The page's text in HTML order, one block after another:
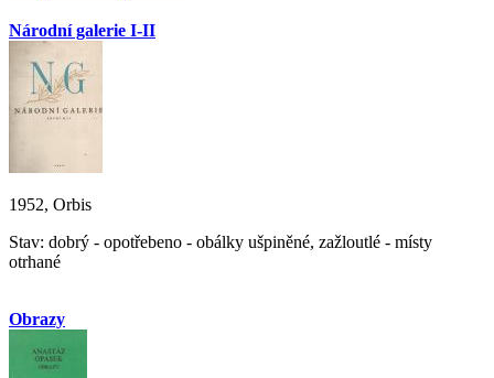
Národní galerie I-II
1952, Orbis
Stav: dobrý - opotřebeno - obálky ušpiněné, zažloutlé - místy
otrhané
Obrazy